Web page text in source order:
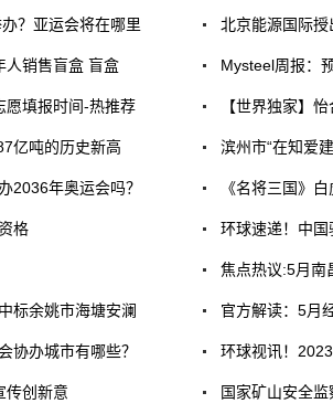
？亚运会将在哪里
人销售盲盒 盲盒
愿填报时间-热推荐
亿吨的历史新高
2036年奥运会吗？
格
标余姚市海塘安澜
协办城市有哪些？
传创新意
北京能源国际
Mysteel周报：
【世界独家】
滨州市“在知爱
《名将三国》
环球速递！中国
焦点热议:5月南
官方解读：5月
环球视讯！
国家矿山安全